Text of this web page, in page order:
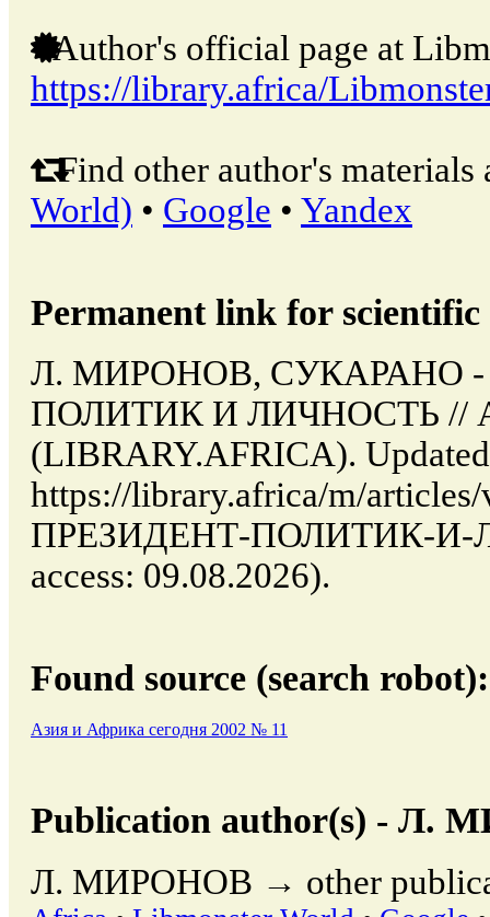
Author's official page at
https://library.africa/
Find other author's materials
World) • Google • Yandex
Permanent link for
Л. МИРОНОВ, СУКАРАНО -
ПОЛИТИК И ЛИЧНОСТЬ //
(LIBRARY.AFRICA).
https://library.africa/m/
ПРЕЗИДЕНТ-ПОЛИТИК-И-
access: 09.08.2026).
Found source (search robot):
Азия и Африка сегодня 2002 № 11
Publication author(s) - Л.
Л. МИРОНОВ → other